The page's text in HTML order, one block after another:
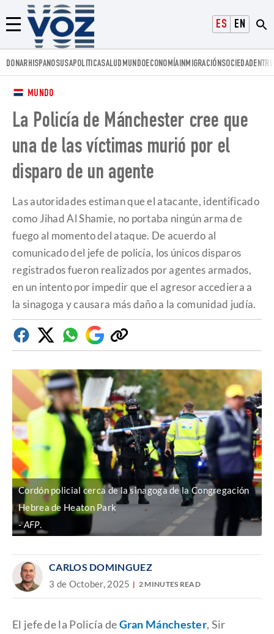
ESPAÑOLENGLISH
Menú
Voz.us
DONARHISPANOSUSAPOLITICASALUD MUNDOECONOMÍAINMIGRACIÓNSOCIEDAD
MUNDO
La Policía de Mánchester cree que
una de las víctimas murió por el
disparo de un agente
Las autoridades estiman que el atacante, identificado
como Jihad Al Shamie, no portaba ningún arma de
fuego al momento del ataque. De acuerdo al
comunicado del jefe de policía, los únicos disparos
registrados fueron realizados por agentes armados,
en un intento por impedir que el agresor accediera a
la sinagoga y causara más daño a la comunidad judía.
FacebookTwitterWhatsapp
Google
Discover
Copiar
enlace
Cordón policial cerca de la sinagoga de la Congregación
Hebrea de Heaton Park
AFP.
CARLOS DOMINGUEZ
3 de October, 2025 2 MINUTES READ
El jefe de la Policía deGran Mánchester, Sir